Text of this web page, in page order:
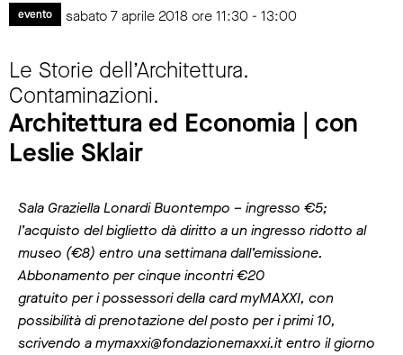
evento sabato 7 aprile 2018 ore 11:30 - 13:00
Le Storie dell’Architettura.
Contaminazioni.
Architettura ed Economia | con
Leslie Sklair
Sala Graziella Lonardi Buontempo – ingresso €5;
l’acquisto del biglietto dà diritto a un ingresso ridotto al
museo (€8) entro una settimana dall’emissione.
Abbonamento per cinque incontri €20
gratuito per i possessori della card myMAXXI, con
possibilità di prenotazione del posto per i primi 10,
scrivendo a mymaxxi@fondazionemaxxi.it entro il giorno